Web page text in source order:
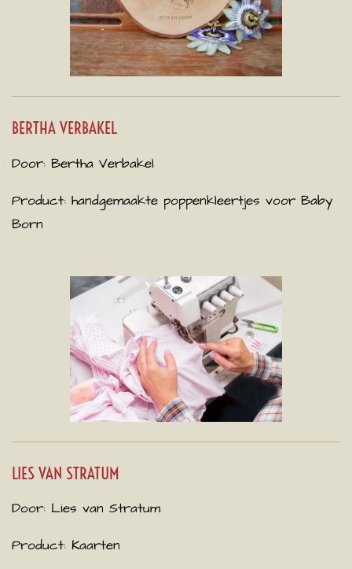
BERTHA VERBAKEL
Door: Bertha Verbakel
Product: handgemaakte poppenkleertjes voor Baby
Born
LIES VAN STRATUM
Door: Lies van Stratum
Product: Kaarten